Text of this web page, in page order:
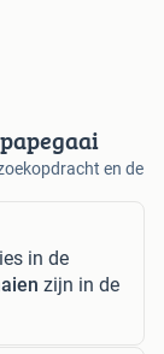
en de
in de
zijn in de